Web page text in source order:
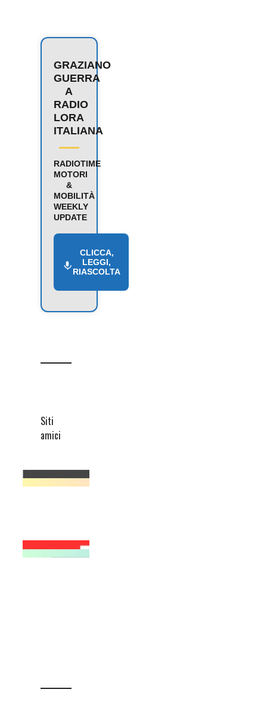
GRAZIANO
GUERRA
A
RADIO
LORA
ITALIANA
RADIOTIME
MOTORI
&
MOBILITÀ
WEEKLY
UPDATE
CLICCA,
LEGGI,
RIASCOLTA
Siti
amici